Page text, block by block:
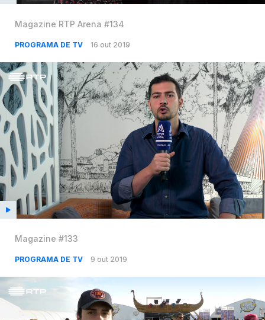
Magazine RTP Arena #134
PROGRAMA DE TV 16 out 2019
Magazine #133
PROGRAMA DE TV 9 out 2019